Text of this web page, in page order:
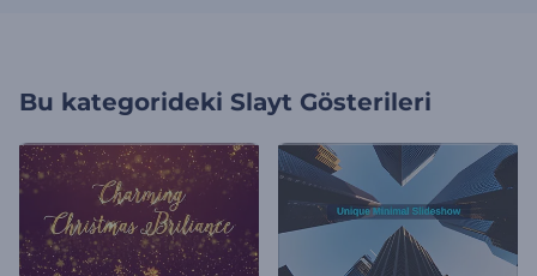
Bu kategorideki Slayt Gösterileri